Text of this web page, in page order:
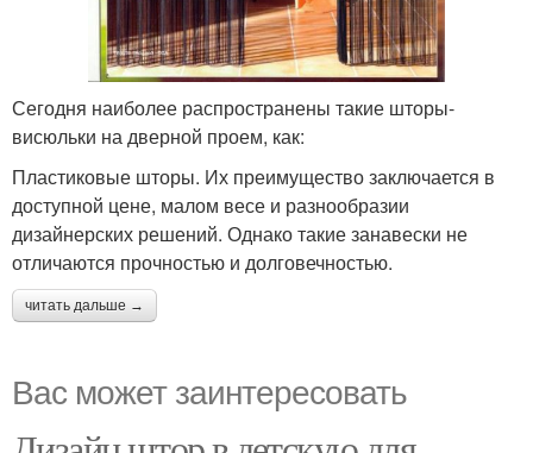
Сегодня наиболее распространены такие шторы-
висюльки на дверной проем, как:
Пластиковые шторы. Их преимущество заключается в
доступной цене, малом весе и разнообразии
дизайнерских решений. Однако такие занавески не
отличаются прочностью и долговечностью.
читать дальше →
Вас может заинтересовать